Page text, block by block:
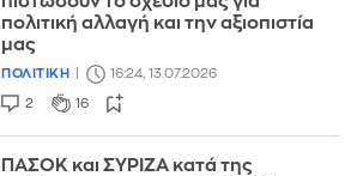
πολιτική αλλαγή και την αξιοπιστία
μας
ΠΟΛΙΤΙΚΗ 16:24, 13.07.2026
2 16
ΠΑΣΟΚ και ΣΥΡΙΖΑ κατά της